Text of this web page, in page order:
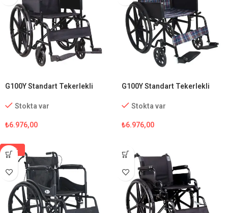
G100Y Standart Tekerlekli
Stokta var
₺6.976,00
G100Y Standart Tekerlekli
Stokta var
₺6.976,00
-7%